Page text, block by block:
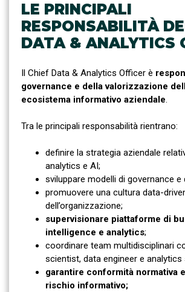
LE PRINCIPALI
RESPONSABILITÀ
DATA & ANALYTICS
Il Chief Data & Analytics Officer è
governance e della valorizzazione
ecosistema informativo aziendale.
Tra le principali responsabilità rientrano:
definire la strategia aziendale
analytics e AI;
sviluppare modelli di governance e
promuovere una cultura data-
dell’organizzazione;
supervisionare piattaforme di
intelligence e analytics;
coordinare team multidisciplinari
scientist, data engineer e analytics
garantire conformità normativa
rischio informativo;